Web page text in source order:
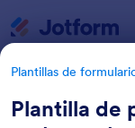
Plantillas de
Plantilla de